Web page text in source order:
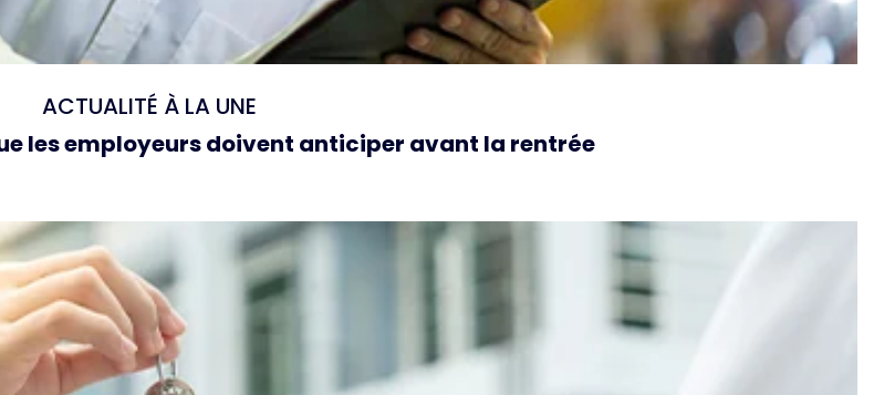
ACTUALITÉ À LA UNE
les employeurs doivent anticiper avant la rentrée